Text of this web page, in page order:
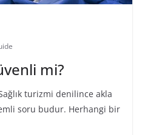
mi?
turizmi denilince akla
soru budur. Herhangi bir